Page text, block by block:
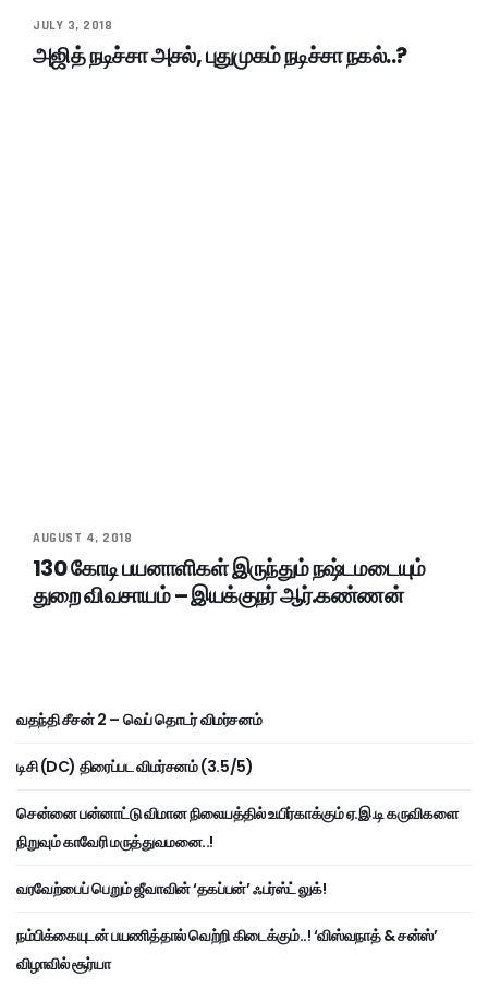
JULY 3, 2018
அஜித் நடிச்சா அசல், புதுமுகம் நடிச்சா நகல்..?
AUGUST 4, 2018
130 கோடி பயனாளிகள் இருந்தும் நஷ்டமடையும்
துறை விவசாயம் – இயக்குநர் ஆர்.கண்ணன்
வதந்தி சீசன் 2 – வெப் தொடர் விமர்சனம்
டிசி (DC) திரைப்பட விமர்சனம் (3.5/5)
சென்னை பன்னாட்டு விமான நிலையத்தில் உயிர்காக்கும் ஏ.இ.டி கருவிகளை
நிறுவும் காவேரி மருத்துவமனை..!
வரவேற்பைப் பெறும் ஜீவாவின் ‘தகப்பன்’ ஃபர்ஸ்ட் லுக்!
நம்பிக்கையுடன் பயணித்தால் வெற்றி கிடைக்கும்..! ‘விஸ்வநாத் & சன்ஸ்’
விழாவில் சூர்யா